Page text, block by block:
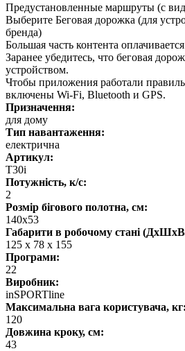
Предустановленные маршруты (с
Выберите Беговая дорожка (для
бренда)
Большая часть контента оплачивается
Заранее убедитесь, что беговая
устройством.
Чтобы приложения работали
включены Wi-Fi, Bluetooth и GPS.
Призначення:
для дому
Тип навантаження:
електрична
Артикул:
T30i
Потужність, к/с:
2
Розмір бігового полотна, см:
140х53
Габарити в робочому стані
125 x 78 x 155
Програми:
22
Виробник:
inSPORTline
Максимальна вага користувача, кг:
120
Довжина кроку, см:
43